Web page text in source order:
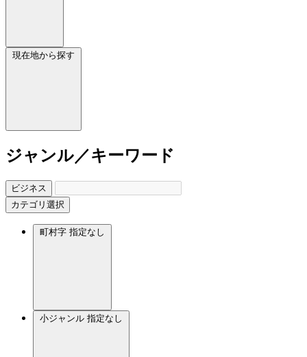
現在地から探す
ジャンル／キーワード
ビジネス
カテゴリ選択
町村字 指定なし
小ジャンル 指定なし